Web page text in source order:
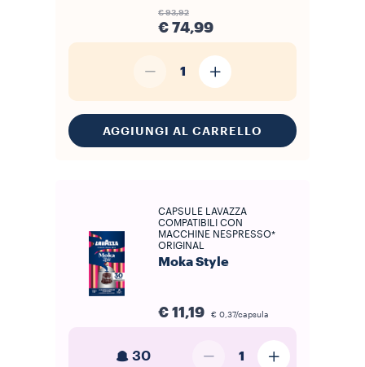
€ 93,92
€ 74,99
1
AGGIUNGI AL CARRELLO
CAPSULE LAVAZZA
COMPATIBILI CON
MACCHINE NESPRESSO*
ORIGINAL
Moka Style
€ 11,19 € 0,37/capsula
30 1